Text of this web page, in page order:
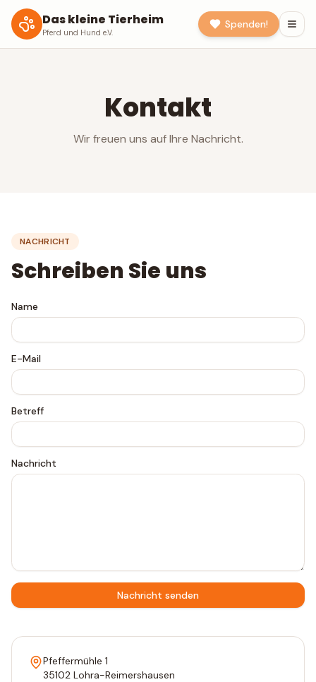
Das kleine Tierheim
Pferd und Hund e.V.
Spenden!
Kontakt
Wir freuen uns auf Ihre Nachricht.
NACHRICHT
Schreiben Sie uns
Name
E-Mail
Betreff
Nachricht
Nachricht senden
Pfeffermühle 1
35102 Lohra-Reimershausen